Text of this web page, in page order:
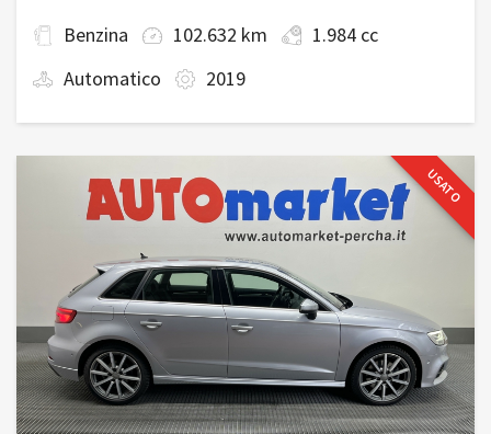
Benzina 102.632 km
1.984 cc
Automatico
2019
USATO